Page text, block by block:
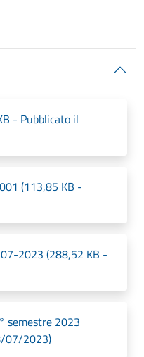
- Pubblicato il
(113,85 KB -
2023 (288,52 KB -
semestre 2023
07/2023)